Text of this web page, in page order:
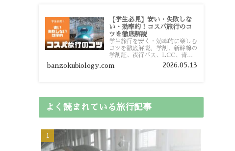
【学生必見】安い・失敗しな
い・効率的！コスパ旅行のコ
ツを徹底解説
学生旅行を安く・効率的に楽しむ
コツを徹底解説。学割、新幹線の
学割証、夜行バス、LCC、青春
18きっぷ、レンタカー割り勘な
ど、学生向けの節約旅行術を詳し
banzokubiology.com 2026.05.13
よく読まれている旅行記事